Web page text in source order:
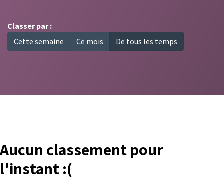
Classer par :
Cette semaine
Ce mois De tous les temps
Aucun classement pour
l'instant :(